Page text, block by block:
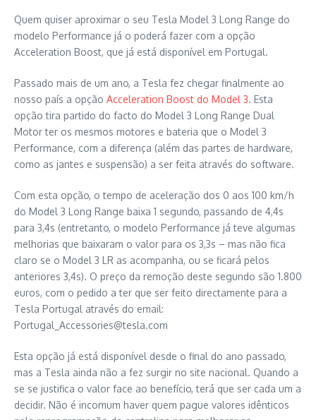
Quem quiser aproximar o seu Tesla Model 3 Long Range do
modelo Performance já o poderá fazer com a opção
Acceleration Boost, que já está disponível em Portugal.
Passado mais de um ano, a Tesla fez chegar finalmente ao
nosso país a opção Acceleration Boost do Model 3. Esta
opção tira partido do facto do Model 3 Long Range Dual
Motor ter os mesmos motores e bateria que o Model 3
Performance, com a diferença (além das partes de hardware,
como as jantes e suspensão) a ser feita através do software.
Com esta opção, o tempo de aceleração dos 0 aos 100 km/h
do Model 3 Long Range baixa 1 segundo, passando de 4,4s
para 3,4s (entretanto, o modelo Performance já teve algumas
melhorias que baixaram o valor para os 3,3s – mas não fica
claro se o Model 3 LR as acompanha, ou se ficará pelos
anteriores 3,4s). O preço da remoção deste segundo são 1.800
euros, com o pedido a ter que ser feito directamente para a
Tesla Portugal através do email:
Portugal_Accessories@tesla.com
Esta opção já está disponível desde o final do ano passado,
mas a Tesla ainda não a fez surgir no site nacional. Quando a
se se justifica o valor face ao benefício, terá que ser cada um a
decidir. Não é incomum haver quem pague valores idênticos